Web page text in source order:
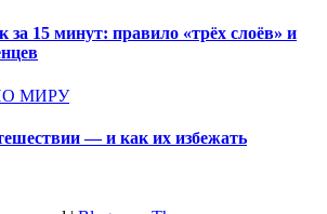
за 15 минут: правило «трёх слоёв» и
МИРУ
— и как их избежать